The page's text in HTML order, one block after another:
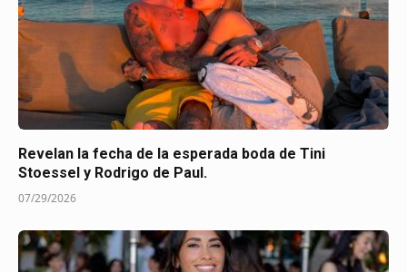
Revelan la fecha de la esperada boda de Tini
Stoessel y Rodrigo de Paul.
07/29/2026